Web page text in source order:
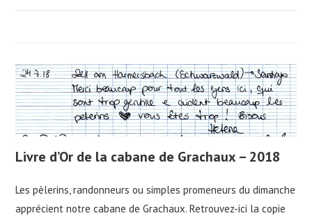
Livre d’Or de la cabane de Grachaux – 2018
Les pèlerins, randonneurs ou simples promeneurs du dimanche
apprécient notre cabane de Grachaux. Retrouvez-ici la copie